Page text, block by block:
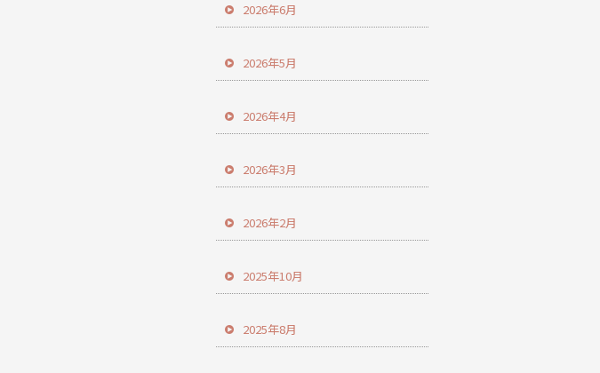
2026年6月
2026年5月
2026年4月
2026年3月
2026年2月
2025年10月
2025年8月